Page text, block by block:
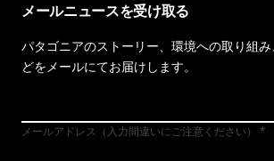
メールニュースを受け取る
パタゴニアのストーリー、環境への取り組
どをメールにてお届けします。
メールアドレス（入力間違いにご注意ください）